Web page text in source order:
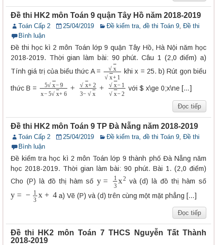
Đề thi HK2 môn Toán 9 quận Tây Hồ năm 2018-2019
Toán Cấp 2 25/04/2019 Đề kiểm tra, đề thi Toán 9, Đề thi
Bình luận
Đề thi học kì 2 môn Toán lớp 9 quận Tây Hồ, Hà Nội năm học
2018-2019. Thời gian làm bài: 90 phút. Câu 1 (2,0 điểm) a)
Tính giá trị của biểu thức A =
x+1 khi x = 25. b) Rút gọn biểu
thức B = x−9x− x 6+x + 3 −x+x − x− 2
với $ x\ge 0;x\ne […]
Đọc tiếp
Đề thi HK2 môn Toán 9 TP Đà Nẵng năm 2018-2019
Toán Cấp 2 25/04/2019 Đề kiểm tra, đề thi Toán 9 Đề thi
Bình luận
Đề kiểm tra học kì 2 môn Toán lớp 9 thành phố Đà Nẵng năm
học 2018-2019. Thời gian làm bài: 90 phút. Bài 1. (2,0 điểm)
Cho (P) là đồ thị hàm số
3x và (d) là đồ thị hàm số
x a) Vẽ (P) và (d) trên cùng một mặt phẳng […]
Đọc tiếp
Đề thi HK2 môn Toán 7 THCS Nguyễn Tất Thành
2018-2019